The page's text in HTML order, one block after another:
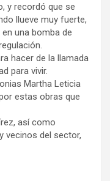
y recordó que se
llueve muy fuerte,
una bomba de
hacer de la llamada
para vivir.
Martha Leticia
estas obras que
así como
vecinos del sector,